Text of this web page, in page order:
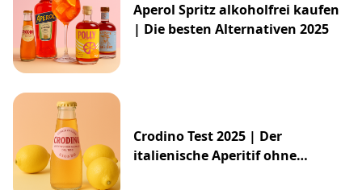
Aperol Spritz alkoholfrei kaufen
| Die besten Alternativen 2025
Crodino Test 2025 | Der
italienische Aperitif ohne